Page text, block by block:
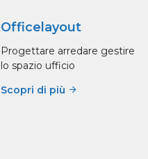
Officelayout
Progettare arredare gestire
lo spazio ufficio
Scopri di più